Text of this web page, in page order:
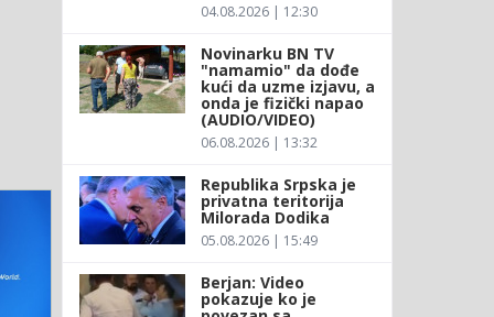
04.08.2026 | 12:30
Novinarku BN TV
"namamio" da dođe
kući da uzme izjavu, a
onda je fizički napao
(AUDIO/VIDEO)
06.08.2026 | 13:32
Republika Srpska je
privatna teritorija
Milorada Dodika
05.08.2026 | 15:49
Berjan: Video
pokazuje ko je